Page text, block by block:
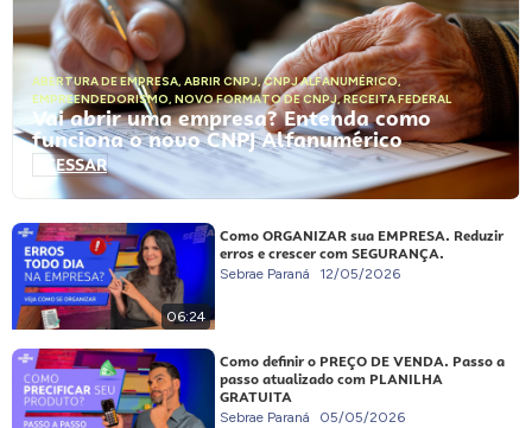
ABERTURA DE EMPRESA, ABRIR CNPJ,CNPJ ALFANUMÉRICO,
EMPREENDEDORISMO, NOVO FORMATO DE CNPJ,RECEITA FEDERAL
Vai abrir uma empresa? Entenda como
funciona o novo CNPJ Alfanumérico
ACESSAR
06:24
Como ORGANIZAR sua EMPRESA. Reduzir
erros e crescer com SEGURANÇA.
Sebrae Paraná 12/05/2026
Como definir o PREÇO DE VENDA. Passo a
passo atualizado com PLANILHA
GRATUITA
Sebrae Paraná 05/05/2026